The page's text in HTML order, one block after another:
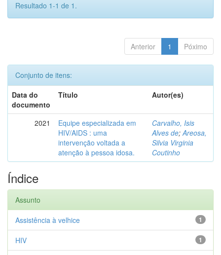
Resultado 1-1 de 1.
Anterior 1 Póximo
Conjunto de itens:
Data do
documento
Título Autor(es)
2021
Equipe especializada em
HIV/AIDS : uma
intervenção voltada a
atenção à pessoa idosa.
Carvalho, Isis
Alves de;Areosa,
Silvia Virginia
Coutinho
Índice
Assunto
1
Assistência à velhice
1
HIV